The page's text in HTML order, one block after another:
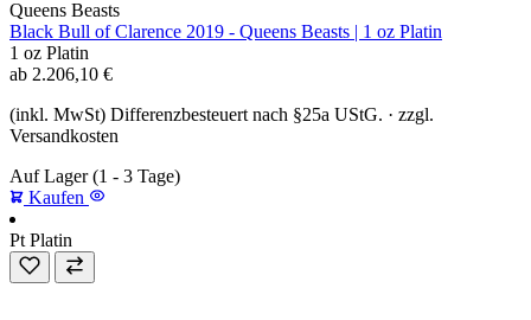
Queens Beasts
Black Bull of Clarence 2019 - Queens Beasts | 1 oz Platin
1 oz Platin
ab 2.206,10 €
(inkl. MwSt) Differenzbesteuert nach §25a UStG. · zzgl.
Versandkosten
Auf Lager (1 - 3 Tage)
Kaufen
Pt Platin